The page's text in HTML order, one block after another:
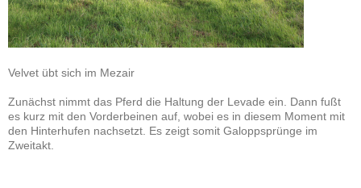
Velvet übt sich im Mezair
Zunächst nimmt das Pferd die Haltung der Levade ein. Dann fußt
es kurz mit den Vorderbeinen auf, wobei es in diesem Moment mit
den Hinterhufen nachsetzt. Es zeigt somit Galoppsprünge im
Zweitakt.